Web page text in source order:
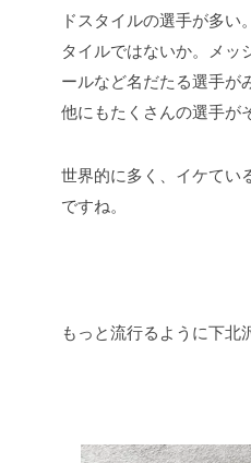
ドスタイルの選手が多い
タイルではないか。メッ
ールなど名だたる選手が
他にもたくさんの選手が
世界的に多く、イケてい
ですね。
もっと流行るように下北